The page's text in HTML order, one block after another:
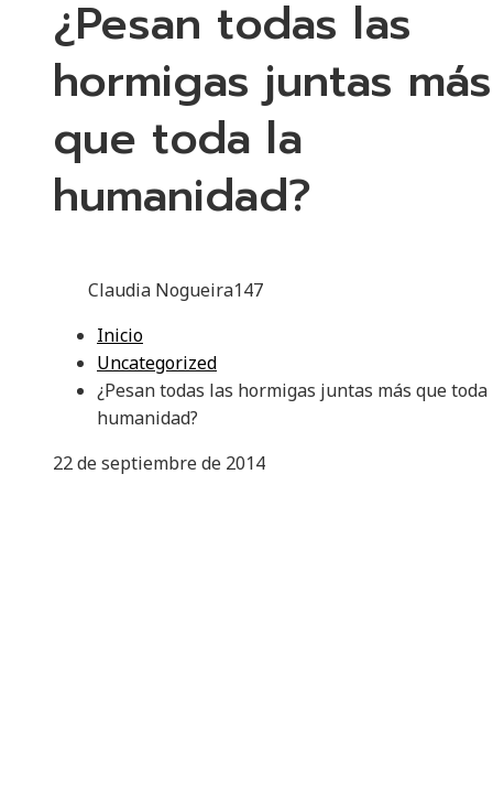
¿Pesan todas las
hormigas juntas más
que toda la
humanidad?
Claudia Nogueira147
Inicio
Uncategorized
¿Pesan todas las hormigas juntas más que toda
humanidad?
22 de septiembre de 2014